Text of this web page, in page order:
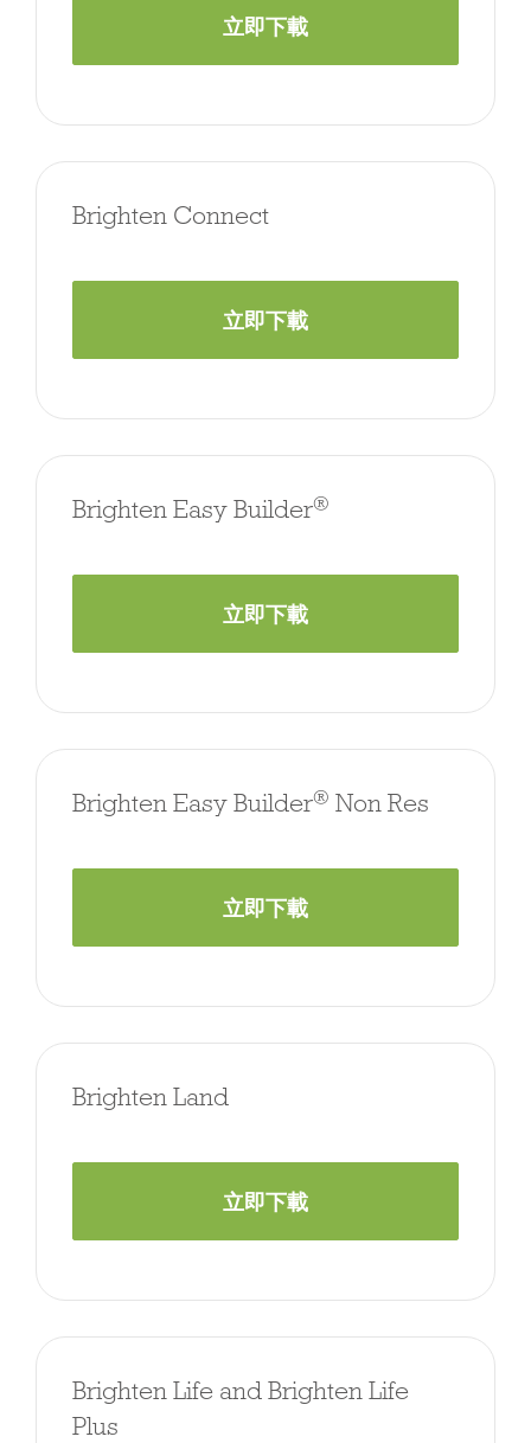
立即下載
Brighten Connect
立即下載
Brighten Easy Builder®
立即下載
Brighten Easy Builder® Non Res
立即下載
Brighten Land
立即下載
Brighten Life and Brighten Life
Plus